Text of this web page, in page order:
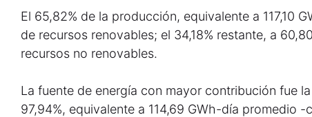
El 65,82% de la producción, equivalente a 117,10
de recursos renovables; el 34,18% restante, a
recursos no renovables.
La fuente de energía con mayor contribución fue
97,94%, equivalente a 114,69 GWh-día promedio